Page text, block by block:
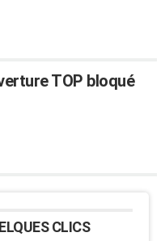
TOP bloqué
CLICS